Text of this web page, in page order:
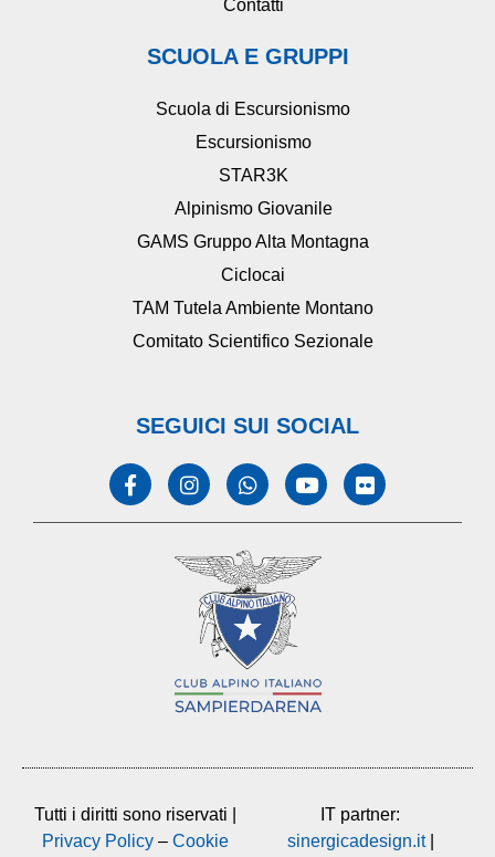
Contatti
SCUOLA E GRUPPI
Scuola di Escursionismo
Escursionismo
STAR3K
Alpinismo Giovanile
GAMS Gruppo Alta Montagna
Ciclocai
TAM Tutela Ambiente Montano
Comitato Scientifico Sezionale
SEGUICI SUI SOCIAL
Tutti i diritti sono riservati |
Privacy Policy– Cookie
IT partner:
sinergicadesign.it|